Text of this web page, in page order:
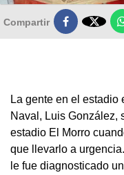
Compartir
La gente en el
Naval, Luis González,
estadio El Morro
que llevarlo a
le fue diagnosticado